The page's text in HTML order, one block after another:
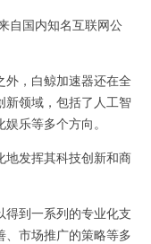
国内知名互联网公
，白鲸加速器还在全
新领域，包括了人工智
乐等多个方向。
发挥其科技创新和商
到一系列的专业化支
市场推广的策略等多